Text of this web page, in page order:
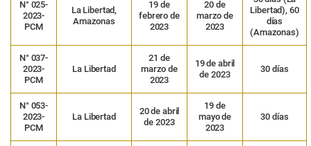
N° 025-
2023-
PCM
La Libertad,
Amazonas
19 de
febrero de
2023
20 de
marzo de
2023
Libertad), 60
días
(Amazonas)
N° 037-
2023-
PCM
La Libertad
21 de
marzo de
2023
19 de abril
de 2023
30 días
N° 053-
2023-
PCM
La Libertad
20 de abril
de 2023
19 de
mayo de
2023
30 días